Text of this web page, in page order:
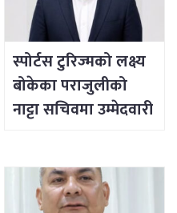
स्पोर्टस टुरिज्मको लक्ष्य
बोकेका पराजुलीको
नाट्टा सचिवमा उम्मेदवारी